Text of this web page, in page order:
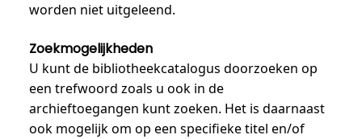
worden niet uitgeleend.
Zoekmogelijkheden
U kunt de bibliotheekcatalogus doorzoeken op
een trefwoord zoals u ook in de
archieftoegangen kunt zoeken. Het is daarnaast
ook mogelijk om op een specifieke titel en/of